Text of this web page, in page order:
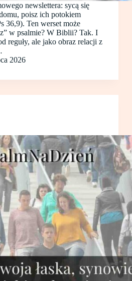
newslettera: sycą się
poisz ich potokiem
36,9). Ten werset może
w psalmie? W Biblii? Tak. I
reguły, ale jako obraz relacji z
2026